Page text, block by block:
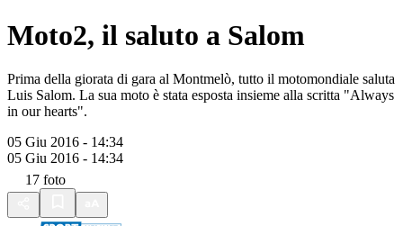
Moto2, il saluto a Salom
Prima della giorata di gara al Montmelò, tutto il motomondiale saluta
Luis Salom. La sua moto è stata esposta insieme alla scritta "Always
in our hearts".
05 Giu 2016 - 14:34
05 Giu 2016 - 14:34
17 foto